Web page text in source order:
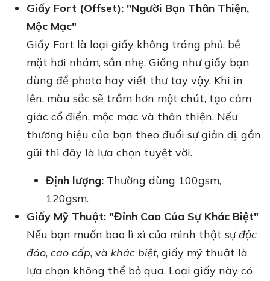
Giấy Fort (Offset): "Người Bạn Thân Thiện,
Mộc Mạc"
Giấy Fort là loại giấy không tráng phủ, bề
mặt hơi nhám, sần nhẹ. Giống như giấy bạn
dùng để photo hay viết thư tay vậy. Khi in
lên, màu sắc sẽ trầm hơn một chút, tạo cảm
giác cổ điển, mộc mạc và thân thiện. Nếu
thương hiệu của bạn theo đuổi sự giản dị, gần
gũi thì đây là lựa chọn tuyệt vời.
Định lượng: Thường dùng 100gsm,
120gsm.
Giấy Mỹ Thuật: "Đỉnh Cao Của Sự Khác Biệt"
Nếu bạn muốn bao lì xì của mình thật sựđộc
đáo, cao cấp, và khác biệt, giấy mỹ thuật là
lựa chọn không thể bỏ qua. Loại giấy này có